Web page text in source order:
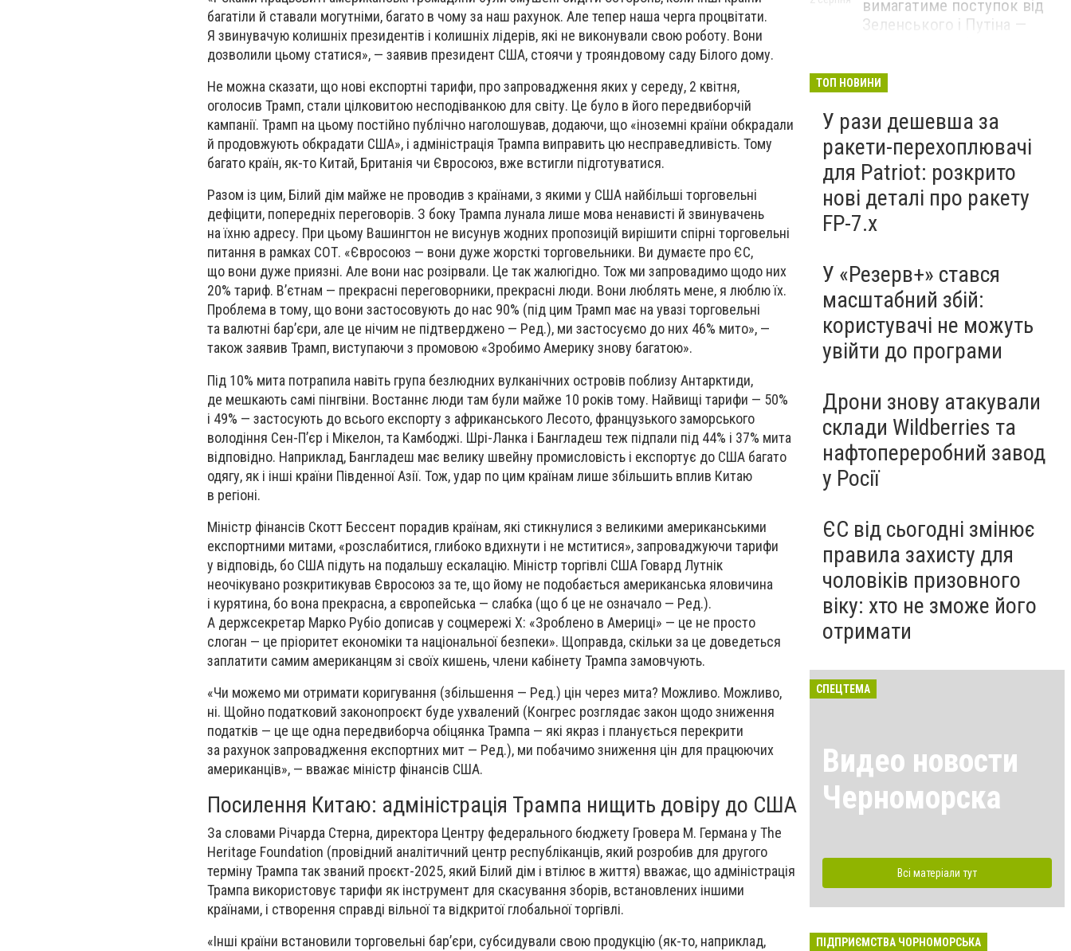
багатіли й ставали могутніми, багато в чому за наш рахунок. Але тепер наша черга процвітати.
Я звинувачую колишніх президентів і колишніх лідерів, які не виконували свою роботу. Вони
дозволили цьому статися», — заявив президент США, стоячи у трояндовому саду Білого дому.
Не можна сказати, що нові експортні тарифи, про запровадження яких у середу, 2 квітня,
оголосив Трамп, стали цілковитою несподіванкою для світу. Це було в його передвиборчій
кампанії. Трамп на цьому постійно публічно наголошував, додаючи, що «іноземні країни обкрадали
й продовжують обкрадати США», і адміністрація Трампа виправить цю несправедливість. Тому
багато країн, як-то Китай, Британія чи Євросоюз, вже встигли підготуватися.
Разом із цим, Білий дім майже не проводив з країнами, з якими у США найбільші торговельні
дефіцити, попередніх переговорів. З боку Трампа лунала лише мова ненависті й звинувачень
на їхню адресу. При цьому Вашингтон не висунув жодних пропозицій вирішити спірні торговельні
питання в рамках СОТ. «Євросоюз — вони дуже жорсткі торговельники. Ви думаєте про ЄС,
що вони дуже приязні. Але вони нас розірвали. Це так жалюгідно. Тож ми запровадимо щодо них
20% тариф. В’єтнам — прекрасні переговорники, прекрасні люди. Вони люблять мене, я люблю їх.
Проблема в тому, що вони застосовують до нас 90% (під цим Трамп має на увазі торговельні
та валютні бар’єри, але це нічим не підтверджено — Ред.), ми застосуємо до них 46% мито», —
також заявив Трамп, виступаючи з промовою «Зробимо Америку знову багатою».
Під 10% мита потрапила навіть група безлюдних вулканічних островів поблизу Антарктиди,
де мешкають самі пінгвіни. Востаннє люди там були майже 10 років тому. Найвищі тарифи — 50%
і 49% — застосують до всього експорту з африканського Лесото, французького заморського
володіння Сен-П’єр і Мікелон, та Камбоджі. Шрі-Ланка і Бангладеш теж підпали під 44% і 37% мита
відповідно. Наприклад, Бангладеш має велику швейну промисловість і експортує до США багато
одягу, як і інші країни Південної Азії. Тож, удар по цим країнам лише збільшить вплив Китаю
в регіоні.
Міністр фінансів Скотт Бессент порадив країнам, які стикнулися з великими американськими
експортними митами, «розслабитися, глибоко вдихнути і не мститися», запроваджуючи тарифи
у відповідь, бо США підуть на подальшу ескалацію. Міністр торгівлі США Говард Лутнік
неочікувано розкритикував Євросоюз за те, що йому не подобається американська яловичина
і курятина, бо вона прекрасна, а європейська — слабка (що б це не означало — Ред.).
А держсекретар Марко Рубіо дописав у соцмережі Х: «Зроблено в Америці» — це не просто
слоган — це пріоритет економіки та національної безпеки». Щоправда, скільки за це доведеться
заплатити самим американцям зі своїх кишень, члени кабінету Трампа замовчують.
«Чи можемо ми отримати коригування (збільшення — Ред.) цін через мита? Можливо. Можливо,
ні. Щойно податковий законопроєкт буде ухвалений (Конгрес розглядає закон щодо зниження
податків — це ще одна передвиборча обіцянка Трампа — які якраз і планується перекрити
за рахунок запровадження експортних мит — Ред.), ми побачимо зниження цін для працюючих
американців», — вважає міністр фінансів США.
Посилення Китаю: адміністрація Трампа нищить довіру до США
За словами Річарда Стерна, директора Центру федерального бюджету Гровера М. Германа у The
Heritage Foundation (провідний аналітичний центр республіканців, який розробив для другого
терміну Трампа так званий проєкт-2025, який Білий дім і втілює в життя) вважає, що адміністрація
Трампа використовує тарифи як інструмент для скасування зборів, встановлених іншими
країнами, і створення справді вільної та відкритої глобальної торгівлі.
«Інші країни встановили торговельні бар’єри, субсидували свою продукцію (як-то, наприклад,
вимагатиме поступок від
Зеленського і Путіна —
ТОП НОВИНИ
У рази дешевша за
ракети-перехоплювачі
для Patriot: розкрито
нові деталі про ракету
FP-7.x
У «Резерв+» стався
масштабний збій:
користувачі не можуть
увійти до програми
Дрони знову атакували
склади Wildberries та
нафтопереробний завод
у Росії
ЄС від сьогодні змінює
правила захисту для
чоловіків призовного
віку: хто не зможе його
отримати
СПЕЦТЕМА
Видео новости
Черноморска
Всі матеріали тут
ПІДПРИЄМСТВА ЧОРНОМОРСЬКА